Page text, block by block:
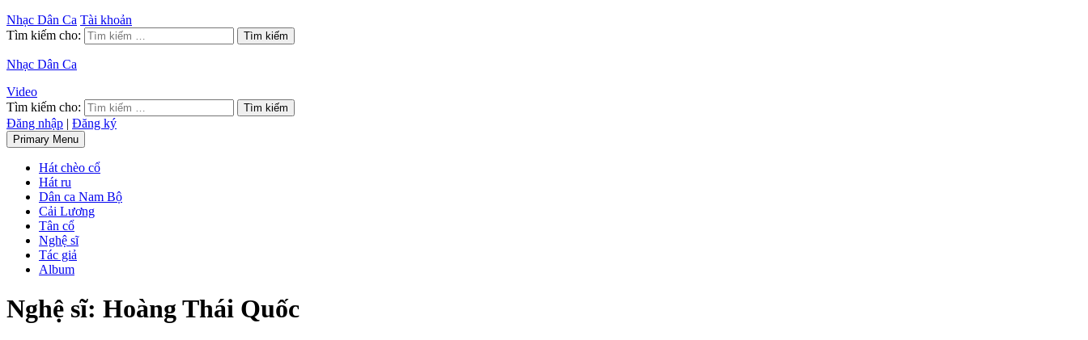
Nhạc Dân Ca Tài khoản
Tìm kiếm cho:
Nhạc Dân Ca
Video
Tìm kiếm cho:
Đăng nhập | Đăng ký
Primary Menu
Hát chèo cổ
Hát ru
Dân ca Nam Bộ
Cải Lương
Tân cổ
Nghệ sĩ
Tác giả
Album
Nghệ sĩ: Hoàng Thái Quốc